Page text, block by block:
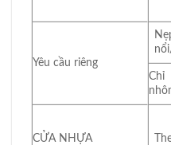
Yêu cầu riêng
Chỉ
CỬA NHỰA